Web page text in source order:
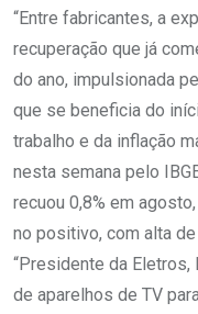
“Entre fabricantes, a
recuperação que já
do ano, impulsionada
que se beneficia do
trabalho e da inflação
nesta semana pelo
recuou 0,8% em
no positivo, com alta de
“Presidente da Eletros,
de aparelhos de TV